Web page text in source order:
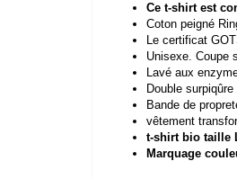
Ce t-shirt est
Coton peigné
Le certificat
Unisexe. Coupe
Lavé aux
Double surpiqûre
Bande de
vêtement
t-shirt bio taille
Marquage